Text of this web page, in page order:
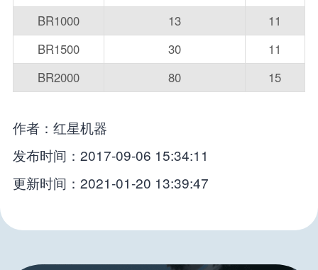
BR1000
13
11
BR1500
30
11
BR2000
80 15
作者：红星机器
发布时间：2017-09-06 15:34:11
更新时间：2021-01-20 13:39:47